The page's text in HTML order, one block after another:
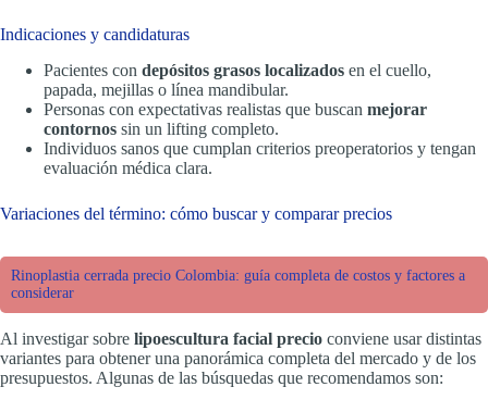
Indicaciones y candidaturas
Pacientes con depósitos grasos localizados en el cuello,
papada, mejillas o línea mandibular.
Personas con expectativas realistas que buscan mejorar
contornos sin un lifting completo.
Individuos sanos que cumplan criterios preoperatorios y tengan
evaluación médica clara.
Variaciones del término: cómo buscar y comparar precios
Rinoplastia cerrada precio Colombia: guía completa de costos y factores a
considerar
Al investigar sobre lipoescultura facial precio conviene usar distintas
variantes para obtener una panorámica completa del mercado y de los
presupuestos. Algunas de las búsquedas que recomendamos son: